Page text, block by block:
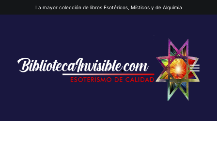
La mayor colección de libros Esotéricos, Místicos y de Alquimia